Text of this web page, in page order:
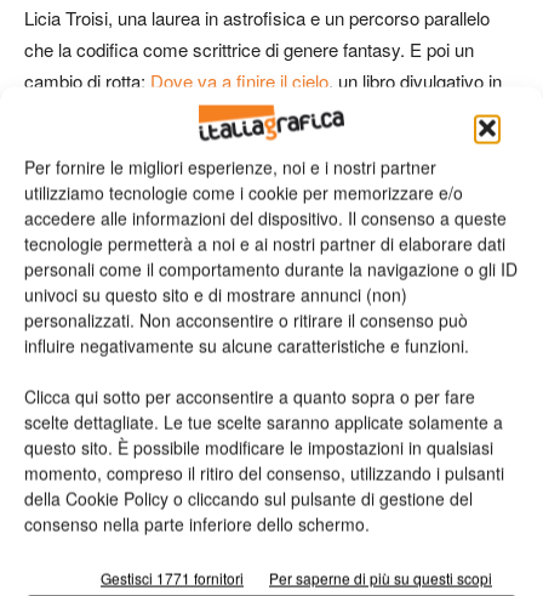
Per fornire le migliori esperienze, noi e i nostri partner
utilizziamo tecnologie come i cookie per memorizzare e/o
accedere alle informazioni del dispositivo. Il consenso a queste
tecnologie permetterà a noi e ai nostri partner di elaborare dati
personali come il comportamento durante la navigazione o gli ID
univoci su questo sito e di mostrare annunci (non)
personalizzati. Non acconsentire o ritirare il consenso può
influire negativamente su alcune caratteristiche e funzioni.
Clicca qui sotto per acconsentire a quanto sopra o per fare
scelte dettagliate. Le tue scelte saranno applicate solamente a
questo sito. È possibile modificare le impostazioni in qualsiasi
momento, compreso il ritiro del consenso, utilizzando i pulsanti
della Cookie Policy o cliccando sul pulsante di gestione del
consenso nella parte inferiore dello schermo.
Gestisci 1771 fornitori Per saperne di più su questi scopi
Licia Troisi, una laurea in astrofisica e un percorso parallelo
che la codifica come scrittrice di genere fantasy. E poi un
cambio di rotta: Dove va a finire il cielo, un libro divulgativo in
temi di astrofisica, un modo per fare «divertire con le cose
pazze, bellissime, incredibili che popolano il nostro cielo».
Per Federico Buffa di svolte ce ne sono tante: dai tempi della
rivista specializzata «Superbasket» ne è passata di «acqua» e
le esperienze sono davvero tante: dai libri divulgativi sul
basket, attraverso la televisione prima e poi il teatro, Buffa
approda all’esperienza della scrittura. E ora lo spettacolo
Le Olimpiadi del 36
l’Italia– è diventato anche un romanzo scritto a quattro mani
con Paolo Frusca, fresco di stampa, dal titoloL’ultima estate di
Berlino .
A proposito di carta…
Se parliamo di lettura, il libro di carta ha una marcia in più,